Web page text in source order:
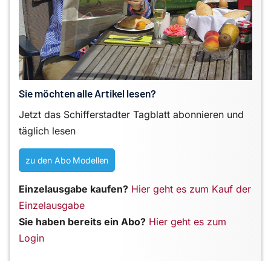
Sie möchten alle Artikel lesen?
Jetzt das Schifferstadter Tagblatt abonnieren und
täglich lesen
zu den Abo Modellen
Einzelausgabe kaufen? Hier geht es zum Kauf der
Einzelausgabe
Sie haben bereits ein Abo? Hier geht es zum
Login